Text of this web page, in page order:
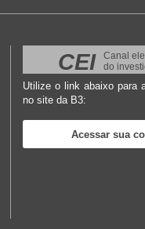
CEI
Canal
do
Utilize o link abaixo para
no site da B3:
Acessar sua